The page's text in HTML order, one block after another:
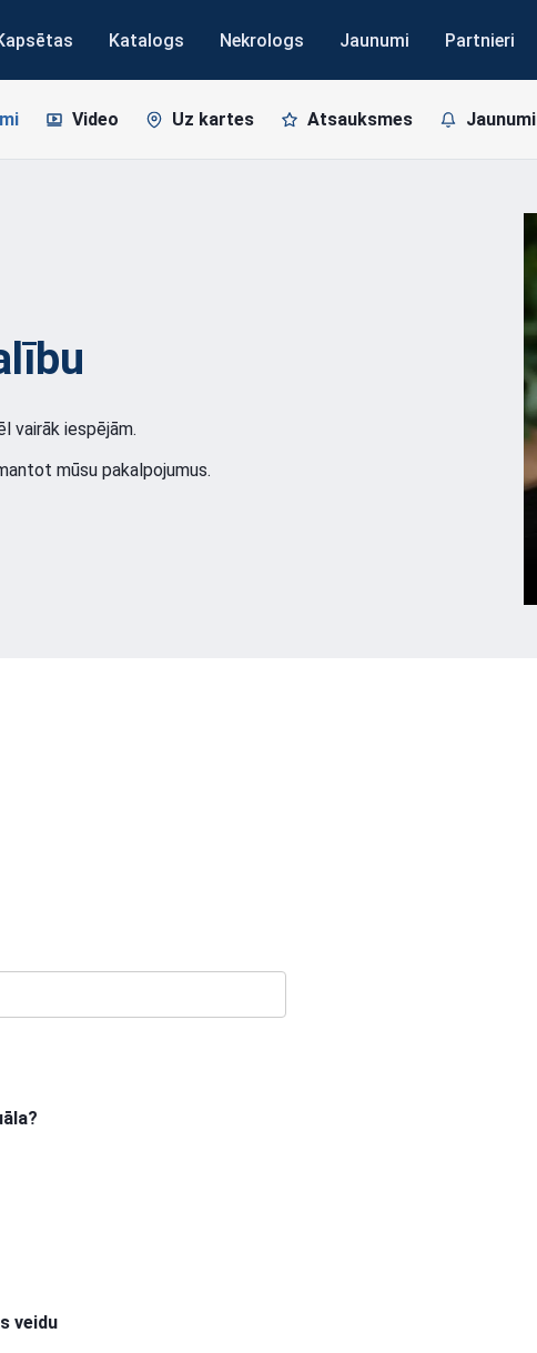
Katalogs Nekrologs Jaunumi Partnieri
Video Uz kartes Atsauksmes Jaunumi
vairāk iespējām.
mūsu pakalpojumus.
veidu